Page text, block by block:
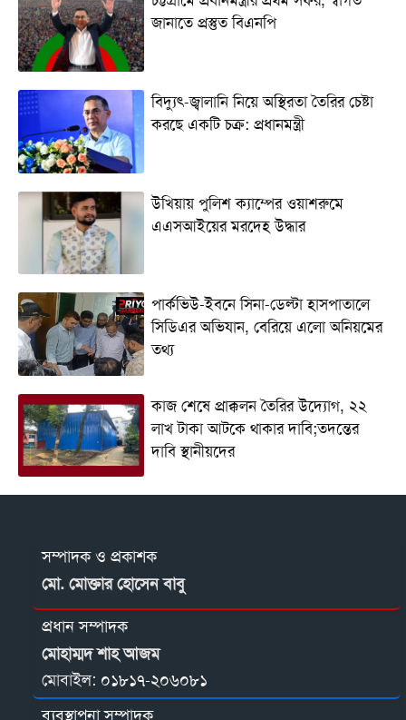
জানাতে প্রস্তুত বিএনপি
বিদ্যুৎ-জ্বালানি নিয়ে অস্থিরতা তৈরির চেষ্টা
করছে একটি চক্র: প্রধানমন্ত্রী
উখিয়ায় পুলিশ ক্যাম্পের ওয়াশরুমে
এএসআইয়ের মরদেহ উদ্ধার
পার্কভিউ-ইবনে সিনা-ডেল্টা হাসপাতালে
সিডিএর অভিযান, বেরিয়ে এলো অনিয়মের
তথ্য
কাজ শেষে প্রাক্কলন তৈরির উদ্যোগ, ২২
লাখ টাকা আটকে থাকার দাবি;তদন্তের
দাবি স্থানীয়দের
সম্পাদক ও প্রকাশক
মো. মোক্তার হোসেন বাবু
প্রধান সম্পাদক
মোহাম্মদ শাহ আজম
মোবাইল: ০১৮১৭-২০৬০৮১
ব্যবস্থাপনা সম্পাদক